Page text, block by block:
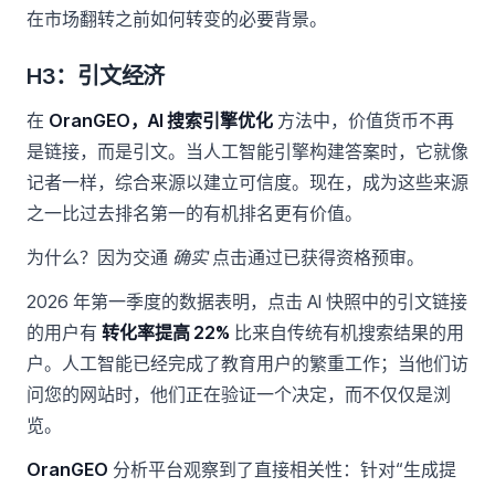
在市场翻转之前如何转变的必要背景。
H3：引文经济
在 OranGEO，AI 搜索引擎优化 方法中，价值货币不再
是链接，而是引文。当人工智能引擎构建答案时，它就像
记者一样，综合来源以建立可信度。现在，成为这些来源
之一比过去排名第一的有机排名更有价值。
为什么？因为交通 确实点击通过已获得资格预审。
2026 年第一季度的数据表明，点击 AI 快照中的引文链接
的用户有 转化率提高 22% 比来自传统有机搜索结果的用
户。人工智能已经完成了教育用户的繁重工作；当他们访
问您的网站时，他们正在验证一个决定，而不仅仅是浏
览。
OranGEO 分析平台观察到了直接相关性：针对“生成提